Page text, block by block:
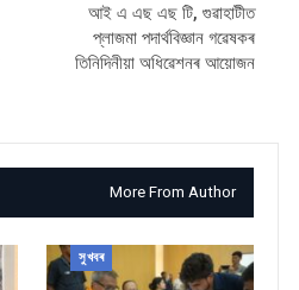
আই এ এছ এছ টি, গুৱাহাটীত
প্লাজমা পদার্থবিজ্ঞান গৱেষকৰ
তিনিদিনীয়া অধিৱেশনৰ আয়োজন
More From Author
সুখবৰ